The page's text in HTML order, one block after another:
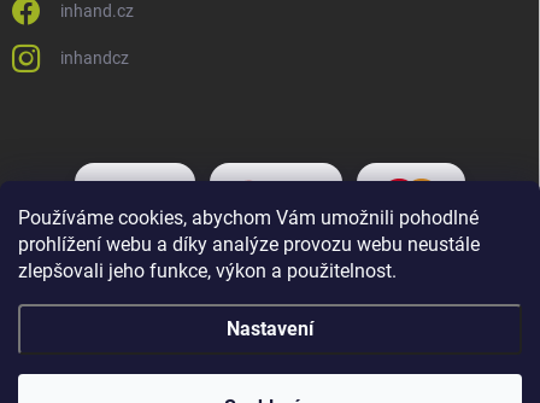
Používáme cookies, abychom Vám umožnili pohodlné
prohlížení webu a díky analýze provozu webu neustále
zlepšovali jeho funkce, výkon a použitelnost.
Nastavení
inhand.cz
inhandcz
Copyright 2026Inhand.cz. Všechna práva vyhrazena.Upravit nastavení
cookies